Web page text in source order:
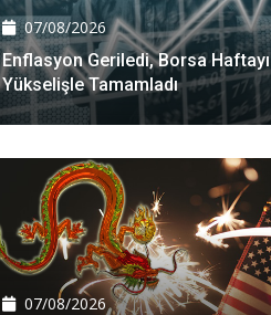
07/08/2026
Enflasyon Geriledi, Borsa Haftayı
Yükselişle Tamamladı
07/08/2026